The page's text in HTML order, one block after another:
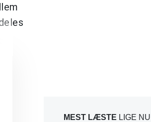
MEST LÆSTE LIGE NU